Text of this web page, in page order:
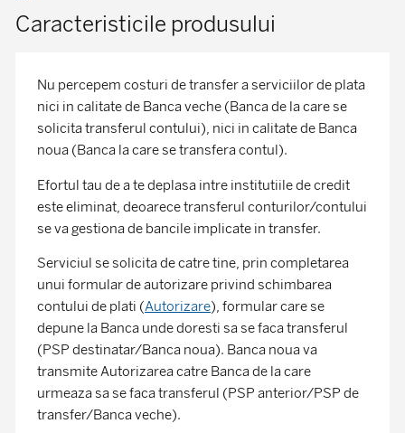
Caracteristicile produsului
Nu percepem costuri de transfer a serviciilor de plata
nici in calitate de Banca veche (Banca de la care se
solicita transferul contului), nici in calitate de Banca
noua (Banca la care se transfera contul).
Efortul tau de a te deplasa intre institutiile de credit
este eliminat, deoarece transferul conturilor/contului
se va gestiona de bancile implicate in transfer.
Serviciul se solicita de catre tine, prin completarea
unui formular de autorizare privind schimbarea
contului de plati (Autorizare), formular care se
depune la Banca unde doresti sa se faca transferul
(PSP destinatar/Banca noua). Banca noua va
transmite Autorizarea catre Banca de la care
urmeaza sa se faca transferul (PSP anterior/PSP de
transfer/Banca veche).